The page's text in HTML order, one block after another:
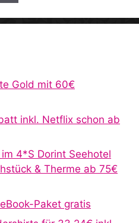
Gold mit 60€
inkl. Netflix schon ab
4*S Dorint Seehotel
& Therme ab 75€
Paket gratis